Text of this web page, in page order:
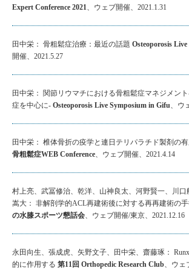
Expert Conference 2021、ウェブ開催、2021.1.31
田中栄： 骨粗鬆症治療：最近の話題 Osteoporosis
開催、2021.5.27
田中栄： 関節リウマチにおける骨粗鬆症マネジメン
症を中心に- Osteoporosis Live Symposium in Gifu、ウ
田中栄： 椎体骨折の疫学と連日テリパラチド製剤の
骨粗鬆症WEB Conference、ウェブ開催、2021.4.14
村上亮、武冨修治、乾洋、山神良太、河野賢一、川口
嵩大： 非解剖学的ACL再建術後に対する再再建術の
の水膝スポーツ懇話会、ウェブ開催/東京、2021.12.16
永田向生、張成虎、矢野文子、田中栄、齋藤琢：
的に作用する 第11回 Orthopedic Research Club、ウェ